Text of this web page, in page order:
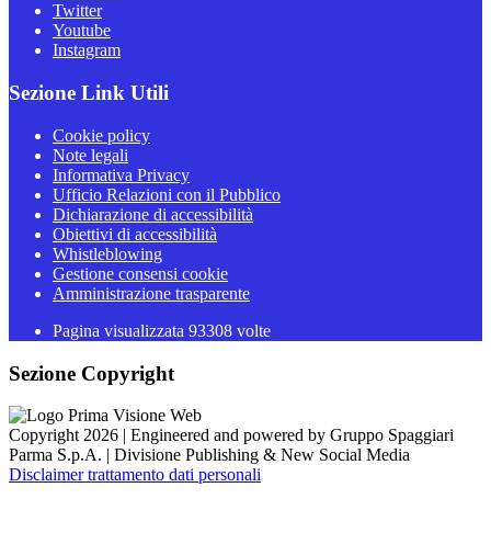
Twitter
Youtube
Instagram
Sezione Link Utili
Cookie policy
Note legali
Informativa Privacy
Ufficio Relazioni con il Pubblico
Dichiarazione di accessibilità
Obiettivi di accessibilità
Whistleblowing
Gestione consensi cookie
Amministrazione trasparente
Pagina visualizzata 93308 volte
Sezione Copyright
Copyright 2026 | Engineered and powered by Gruppo Spaggiari
Parma S.p.A. | Divisione Publishing & New Social Media
Disclaimer trattamento dati personali